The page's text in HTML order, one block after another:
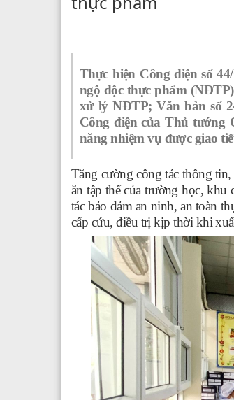
Thực hiện Công điện số
ngộ độc thực phẩm
xử lý NĐTP; Văn bản số
Công điện của Thủ tướng
năng nhiệm vụ được giao
Tăng cường công tác thông
ăn tập thể của trường học,
tác bảo đảm an ninh, an toàn
cấp cứu, điều trị kịp thời khi